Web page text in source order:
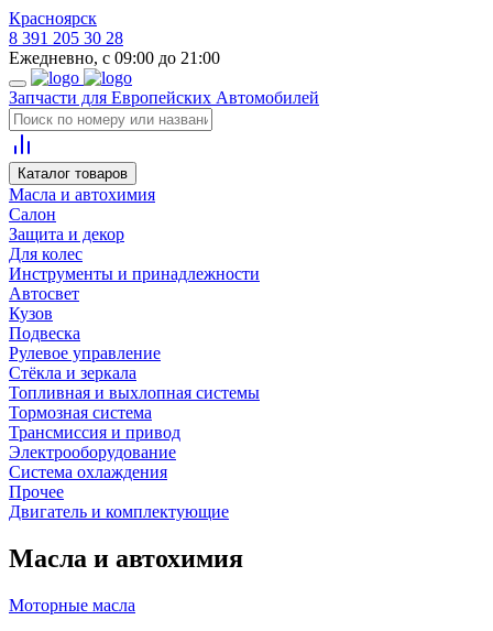
Красноярск
8 391 205 30 28
Ежедневно, с 09:00 до 21:00
Запчасти для Европейских Автомобилей
Каталог товаров
Масла и автохимия
Салон
Защита и декор
Для колес
Инструменты и принадлежности
Автосвет
Кузов
Подвеска
Рулевое управление
Стёкла и зеркала
Топливная и выхлопная системы
Тормозная система
Трансмиссия и привод
Электрооборудование
Система охлаждения
Прочее
Двигатель и комплектующие
Масла и автохимия
Моторные масла